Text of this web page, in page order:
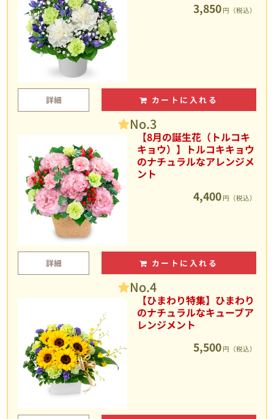
3,850 円（税込）
詳細 カートに入れる
No.3
【8月の誕生花（トルコキ
キョウ）】トルコキキョウ
のナチュラルなアレンジメ
ント
4,400 円（税込）
詳細 カートに入れる
No.4
【ひまわり特集】ひまわり
のナチュラルなキューブア
レンジメント
5,500 円（税込）